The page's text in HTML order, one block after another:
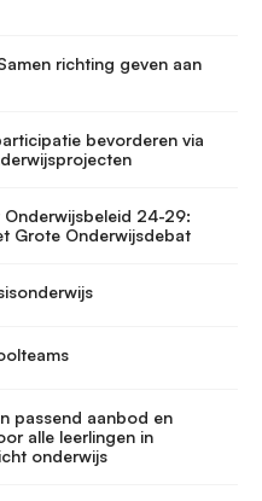
richting geven aan
bevorderen via
24-29:
Grote Onderwijsdebat
passend aanbod en
alle leerlingen in
onderwijs